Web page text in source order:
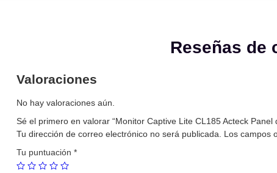
Reseñas de
Valoraciones
No hay valoraciones aún.
Sé el primero en valorar “Monitor Captive Lite CL185 Acteck
Tu dirección de correo electrónico no será publicada.
Los campos
Tu puntuación *